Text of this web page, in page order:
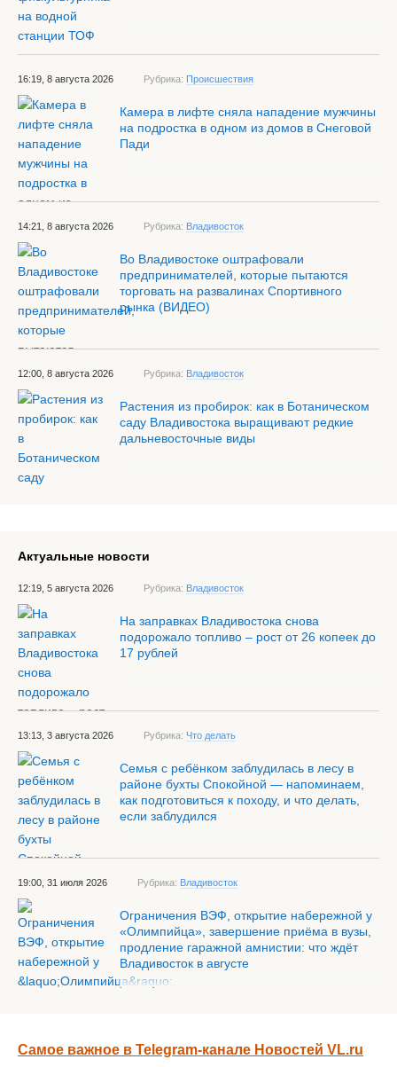
16:19, 8 августа 2026 Рубрика: Происшествия
Камера в лифте сняла нападение мужчины
на подростка в одном из домов в Снеговой
Пади
14:21, 8 августа 2026 Рубрика: Владивосток
Во Владивостоке оштрафовали
предпринимателей, которые пытаются
торговать на развалинах Спортивного
рынка (ВИДЕО)
12:00, 8 августа 2026 Рубрика: Владивосток
Растения из пробирок: как в Ботаническом
саду Владивостока выращивают редкие
дальневосточные виды
Актуальные новости
12:19, 5 августа 2026 Рубрика: Владивосток
На заправках Владивостока снова
подорожало топливо – рост от 26 копеек до
17 рублей
13:13, 3 августа 2026 Рубрика: Что делать
Семья с ребёнком заблудилась в лесу в
районе бухты Спокойной — напоминаем,
как подготовиться к походу, и что делать,
если заблудился
19:00, 31 июля 2026 Рубрика: Владивосток
Ограничения ВЭФ, открытие набережной у
«Олимпийца», завершение приёма в вузы,
продление гаражной амнистии: что ждёт
Владивосток в августе
Самое важное в Telegram-канале Новостей VL.ru